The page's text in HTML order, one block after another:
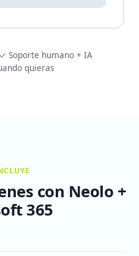
✓ Soporte humano + IA
quieras
con Neolo +
365